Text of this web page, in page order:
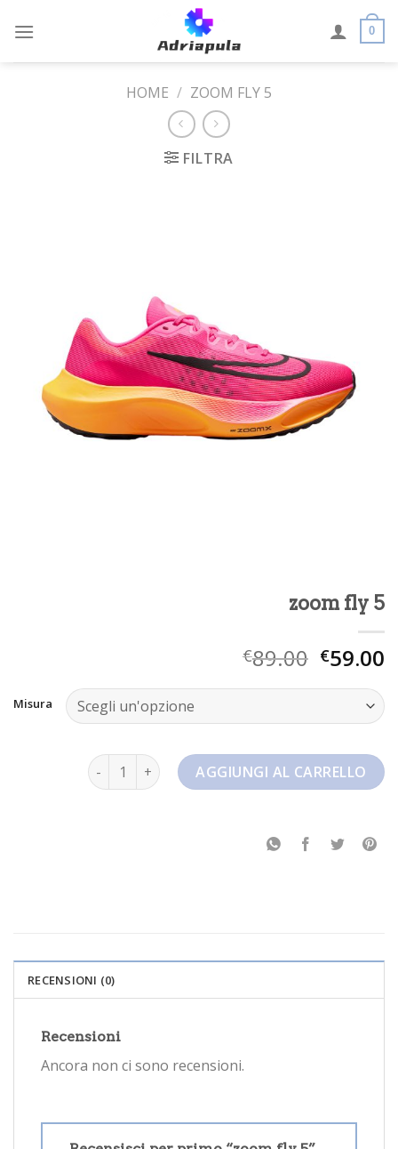
0
HOME / ZOOM FLY 5
FILTRA
zoom fly 5
€89.00 €59.00
Misura
zoom fly 5 quantitàAGGIUNGI AL CARRELLO
RECENSIONI (0)
Recensioni
Ancora non ci sono recensioni.